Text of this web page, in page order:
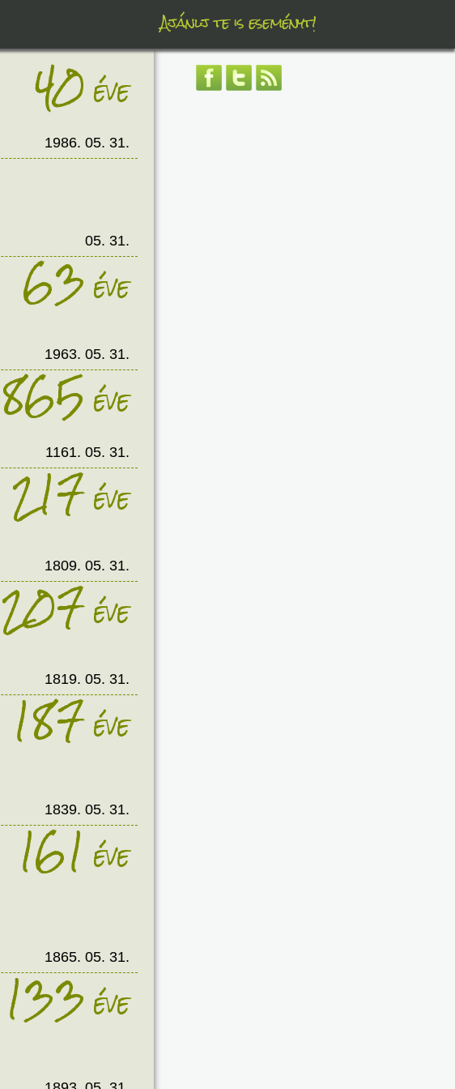
Ajánlj te is eseményt!
40 éve
1986. 05. 31.
05. 31.
63éve
1963. 05. 31.
865éve
1161. 05. 31.
217éve
1809. 05. 31.
207éve
1819. 05. 31.
187éve
1839. 05. 31.
161éve
1865. 05. 31.
133éve